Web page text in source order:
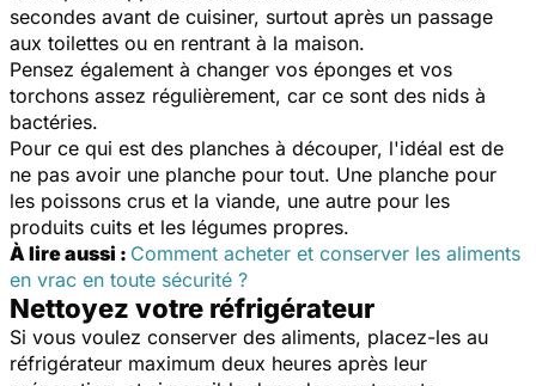
secondes avant de cuisiner, surtout après un passage
aux toilettes ou en rentrant à la maison.
Pensez également à changer vos éponges et vos
torchons assez régulièrement, car ce sont des nids à
bactéries.
Pour ce qui est des planches à découper, l'idéal est de
ne pas avoir une planche pour tout. Une planche pour
les poissons crus et la viande, une autre pour les
produits cuits et les légumes propres.
À lire aussi : Comment acheter et conserver les aliments
en vrac en toute sécurité ?
Nettoyez votre réfrigérateur
Si vous voulez conserver des aliments, placez-les au
réfrigérateur maximum deux heures après leur